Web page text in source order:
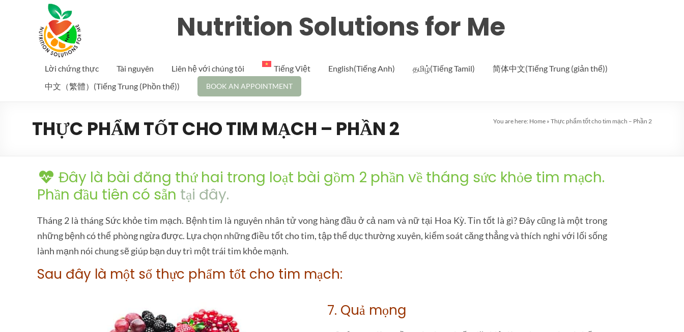
Nutrition Solutions for Me
Lời chứng thực Tài nguyên Liên hệ với chúng tôi Tiếng Việt English(Tiếng Anh) தமிழ்(Tiếng Tamil)
简体中文(Tiếng Trung (giản thể))
中文（繁體）(Tiếng Trung (Phồn thể))
BOOK AN APPOINTMENT
THỰC PHẨM TỐT CHO TIM MẠCH – PHẦN 2 You are here: Home » Thực phẩm tốt cho tim mạch – Phần 2
Đây là bài đăng thứ hai trong loạt bài gồm 2 phần về tháng sức khỏe tim mạch.
Phần đầu tiên có sẵn tại đây.
Tháng 2 là tháng Sức khỏe tim mạch. Bệnh tim là nguyên nhân tử vong hàng đầu ở cả nam và nữ tại Hoa Kỳ. Tin tốt là gì? Đây cũng là một trong
những bệnh có thể phòng ngừa được. Lựa chọn những điều tốt cho tim, tập thể dục thường xuyên, kiểm soát căng thẳng và thích nghi với lối sống
lành mạnh nói chung sẽ giúp bạn duy trì một trái tim khỏe mạnh.
Sau đây là một số thực phẩm tốt cho tim mạch:
7. Quả mọng